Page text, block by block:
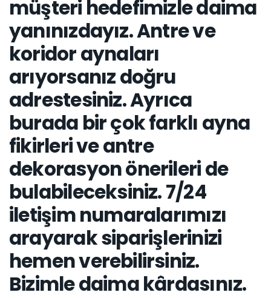
müşteri hedefimizle daima
yanınızdayız. Antre ve
koridor aynaları
arıyorsanız doğru
adrestesiniz. Ayrıca
burada bir çok farklı ayna
fikirleri ve antre
dekorasyon önerileri de
bulabileceksiniz. 7/24
iletişim numaralarımızı
arayarak siparişlerinizi
hemen verebilirsiniz.
Bizimle daima kârdasınız.